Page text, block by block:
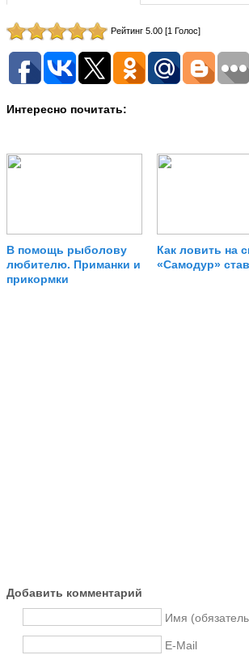
Рейтинг 5.00 [1 Голос]
Интересно почитать:
В помощь рыболову
любителю. Приманки и
прикормки
Как ловить на
«Самодур»
Добавить комментарий
Имя
E-Mail